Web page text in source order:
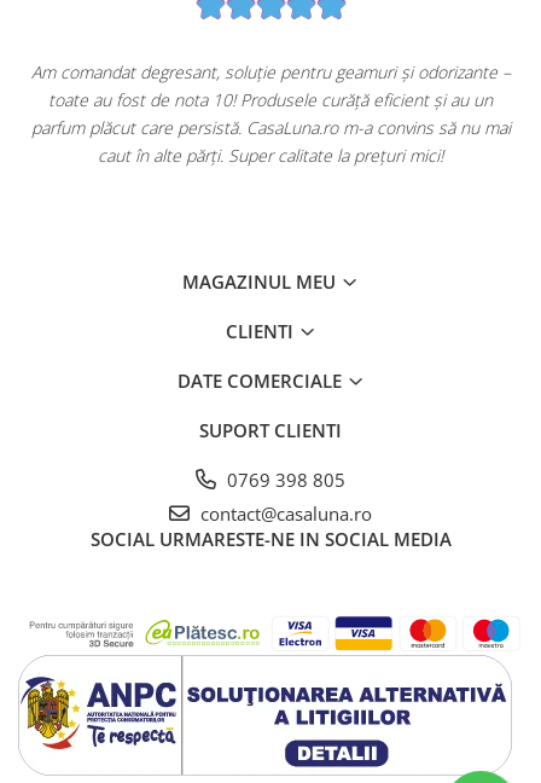
Am comandat degresant, soluție pentru geamuri și odorizante –
toate au fost de nota 10! Produsele curăță eficient și au un
parfum plăcut care persistă. CasaLuna.ro m-a convins să nu mai
caut în alte părți. Super calitate la prețuri mici!
MAGAZINUL MEU
CLIENTI
DATE COMERCIALE
SUPORT CLIENTI
0769 398 805
contact@casaluna.ro
SOCIAL URMARESTE-NE IN SOCIAL MEDIA